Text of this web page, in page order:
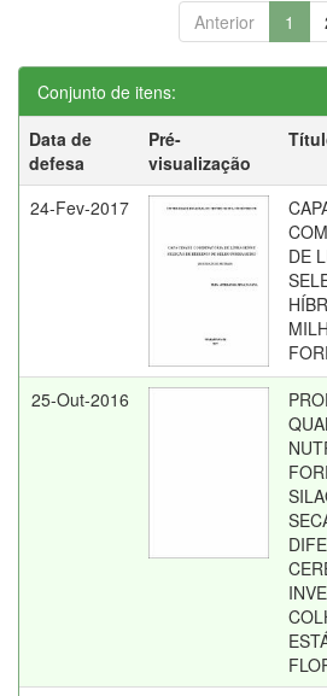
Anterior 1
Conjunto de itens:
Data de
defesa
Pré-
visualização
24-Fev-2017
DE
25-Out-2016